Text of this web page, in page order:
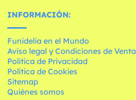
INFORMACIÓN:
Funidelia en el Mundo
Aviso legal y Condiciones de Venta
Política de Privacidad
Política de Cookies
Sitemap
Quiénes somos